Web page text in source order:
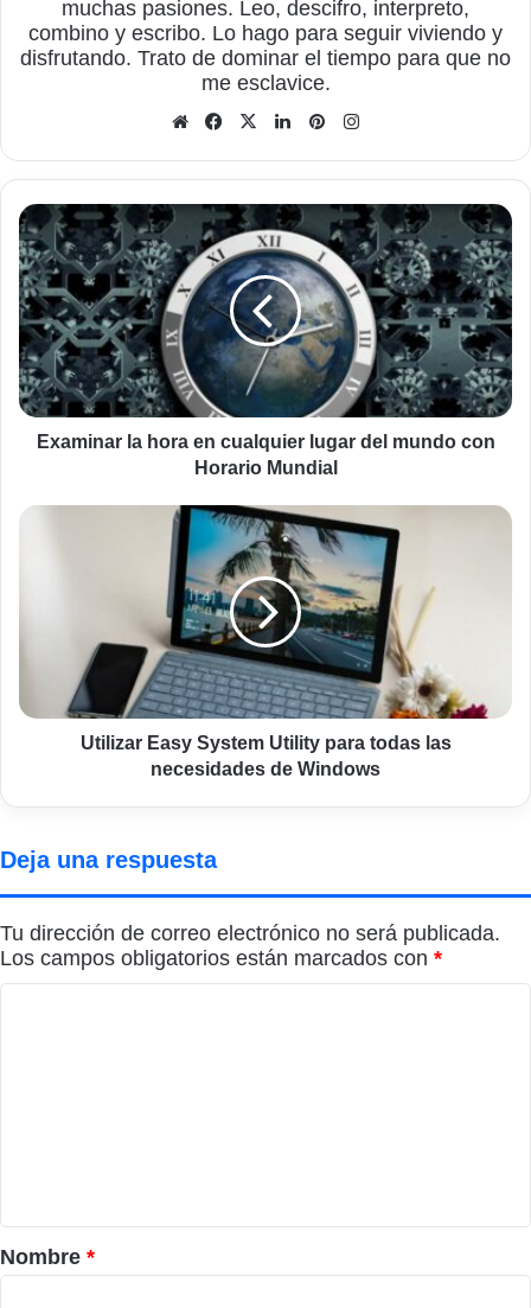
muchas pasiones. Leo, descifro, interpreto,
combino y escribo. Lo hago para seguir viviendo y
disfrutando. Trato de dominar el tiempo para que no
me esclavice.
Sitio
Facebook
X LinkedInPinterest
Examinar
la
hora
en
cualquier
lugar
del
mundo
con
Horario
Examinar la hora en cualquier lugar del mundo con
Horario Mundial
Utilizar
necesidades
de
WindowsUtilizar Easy System Utility para todas las
necesidades de Windows
Deja una respuesta
Tu dirección de correo electrónico no será publicada.
Los campos obligatorios están marcados con *
r
i
Nombre *